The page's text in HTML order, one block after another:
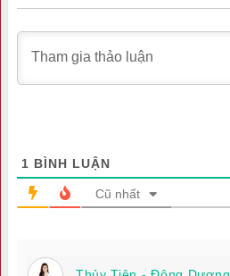
1 BÌNH LUẬN
Cũ nhất